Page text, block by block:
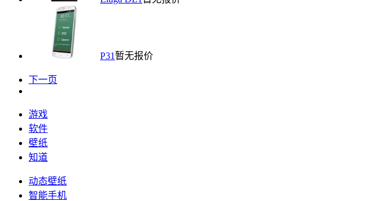
P31 暂无报价
下一页
游戏
软件
壁纸
知道
动态壁纸
智能手机